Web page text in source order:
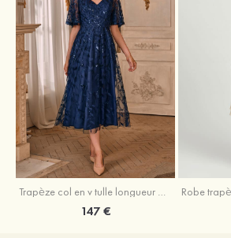
Trapèze col en v tulle longueur mollet robe de mère de la mariée avec appliqué paillettes ceinture
147 €